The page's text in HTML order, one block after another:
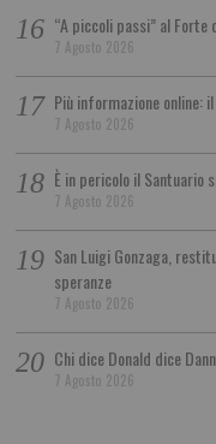
“A piccoli passi” al Forte
7 Agosto 2026
Più informazione online:
7 Agosto 2026
È in pericolo il Santuario
7 Agosto 2026
San Luigi Gonzaga,
speranze
7 Agosto 2026
Chi dice Donald dice
7 Agosto 2026